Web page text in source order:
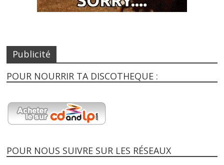
Publicité
POUR NOURRIR TA DISCOTHEQUE :
POUR NOUS SUIVRE SUR LES RÉSEAUX